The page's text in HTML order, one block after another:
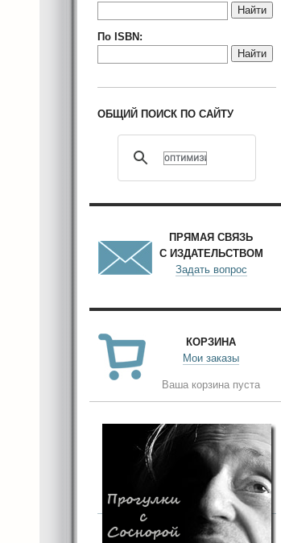
Найти
По ISBN:
Найти
ОБЩИЙ ПОИСК ПО САЙТУ
ПРЯМАЯ СВЯЗЬ
С ИЗДАТЕЛЬСТВОМ
Задать вопрос
КОРЗИНА
Мои заказы
Ваша корзина пуста